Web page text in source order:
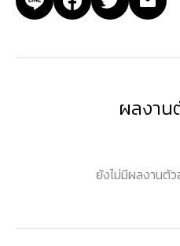
ผลงาน
ยังไม่มีผลงานตั